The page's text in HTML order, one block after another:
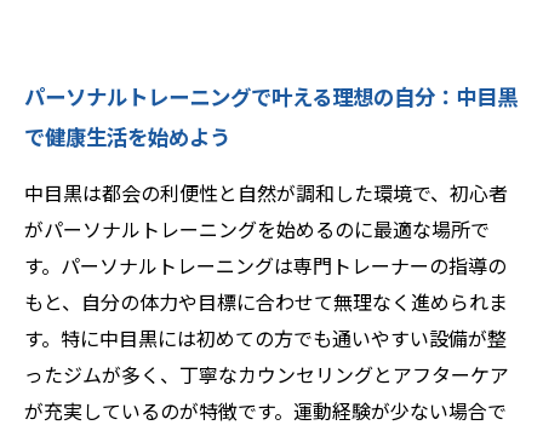
パーソナルトレーニングで叶える理想の自分：中目黒
で健康生活を始めよう
中目黒は都会の利便性と自然が調和した環境で、初心者
がパーソナルトレーニングを始めるのに最適な場所で
す。パーソナルトレーニングは専門トレーナーの指導の
もと、自分の体力や目標に合わせて無理なく進められま
す。特に中目黒には初めての方でも通いやすい設備が整
ったジムが多く、丁寧なカウンセリングとアフターケア
が充実しているのが特徴です。運動経験が少ない場合で